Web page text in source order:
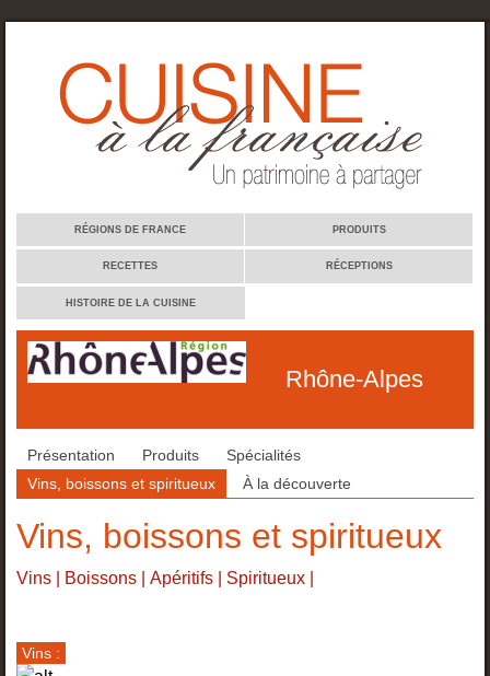
RÉGIONS DE FRANCE PRODUITS
RECETTES RÉCEPTIONS
HISTOIRE DE LA CUISINE
Rhône-Alpes
Présentation Produits
Spécialités
Vins, boissons et spiritueux
À la découverte
Vins, boissons et spiritueux
Vins Boissons Apéritifs Spiritueux
Vins :